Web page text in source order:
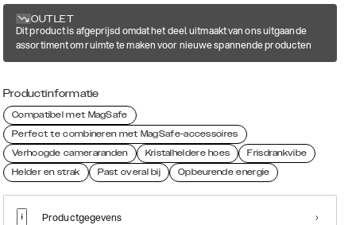
OUTLET
Dit product is afgeprijsd omdat het deel uitmaakt van ons uitgaande
assortiment om ruimte te maken voor nieuwe spannende producten
Productinformatie
Compatibel met MagSafe
Perfect te combineren met MagSafe-accessoires
Verhoogde cameraranden
Kristalheldere hoes
Frisdrankvibe
Helder en strak
Past overal bij Opbeurende energie
Productgegevens